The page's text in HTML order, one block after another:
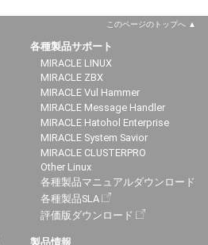
このページのトップへ
各種製品サポート
MIRACLE LINUX
MIRACLE ZBX
MIRACLE Vul Hammer
MIRACLE Message Handler
MIRACLE Hatohol Enterprise
MIRACLE System Savior
MIRACLE CLUSTERPRO
Other Linux
各種製品マニュアルダウンロード
各種製品SLA
評価版ダウンロード
製品情報